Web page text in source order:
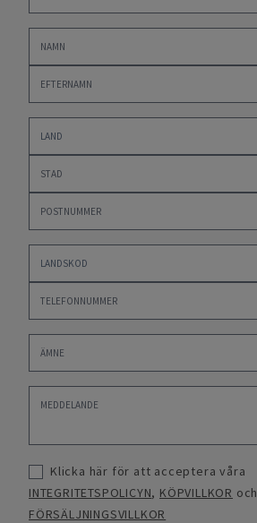
Klicka här för att acceptera våra
INTEGRITETSPOLICYN, KÖPVILLKOR och
FÖRSÄLJNINGSVILLKOR